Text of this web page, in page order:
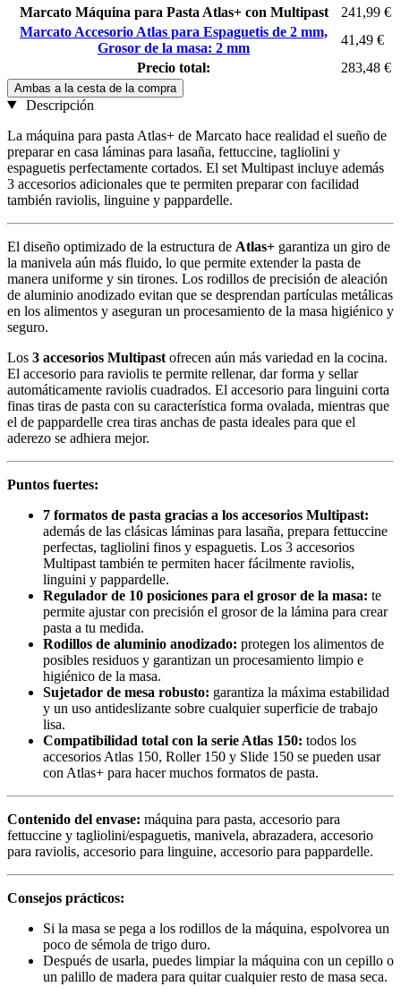
Marcato Máquina para Pasta Atlas+ con Multipast
241,99 €
Marcato Accesorio Atlas para Espaguetis de 2 mm,
Grosor de la masa: 2 mm
41,49 €
Precio total:
283,48 €
Ambas a la cesta de la compra
Descripción
La máquina para pasta Atlas+ de Marcato hace realidad el sueño de
preparar en casa láminas para lasaña, fettuccine, tagliolini y
espaguetis perfectamente cortados. El set Multipast incluye además
3 accesorios adicionales que te permiten preparar con facilidad
también raviolis, linguine y pappardelle.
El diseño optimizado de la estructura de Atlas+ garantiza un giro de
la manivela aún más fluido, lo que permite extender la pasta de
manera uniforme y sin tirones. Los rodillos de precisión de aleación
de aluminio anodizado evitan que se desprendan partículas metálicas
en los alimentos y aseguran un procesamiento de la masa higiénico y
seguro.
Los 3 accesorios Multipast ofrecen aún más variedad en la cocina.
El accesorio para raviolis te permite rellenar, dar forma y sellar
automáticamente raviolis cuadrados. El accesorio para linguini corta
finas tiras de pasta con su característica forma ovalada, mientras que
el de pappardelle crea tiras anchas de pasta ideales para que el
aderezo se adhiera mejor.
Puntos fuertes:
7 formatos de pasta gracias a los accesorios Multipast:
además de las clásicas láminas para lasaña, prepara fettuccine
perfectas, tagliolini finos y espaguetis. Los 3 accesorios
Multipast también te permiten hacer fácilmente raviolis,
linguini y pappardelle.
Regulador de 10 posiciones para el grosor de la masa: te
permite ajustar con precisión el grosor de la lámina para crear
pasta a tu medida.
Rodillos de aluminio anodizado: protegen los alimentos de
posibles residuos y garantizan un procesamiento limpio e
higiénico de la masa.
Sujetador de mesa robusto: garantiza la máxima estabilidad
y un uso antideslizante sobre cualquier superficie de trabajo
lisa.
Compatibilidad total con la serie Atlas 150: todos los
accesorios Atlas 150, Roller 150 y Slide 150 se pueden usar
con Atlas+ para hacer muchos formatos de pasta.
Contenido del envase: máquina para pasta, accesorio para
fettuccine y tagliolini/espaguetis, manivela, abrazadera, accesorio
para raviolis, accesorio para linguine, accesorio para pappardelle.
Consejos prácticos:
Si la masa se pega a los rodillos de la máquina, espolvorea un
poco de sémola de trigo duro.
Después de usarla, puedes limpiar la máquina con un cepillo o
un palillo de madera para quitar cualquier resto de masa seca.